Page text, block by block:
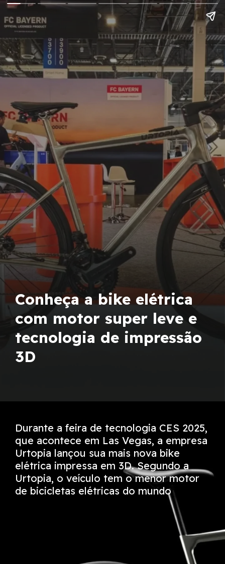
Conheça a bike elétrica
com motor super leve e
tecnologia de impressão
3D
Durante a feira de tecnologia CES 2025,
que acontece em Las Vegas, a empresa
Urtopia lançou sua mais nova bike
elétrica impressa em 3D. Segundo a
Urtopia, o veículo tem o menor motor
de bicicletas elétricas do mundo